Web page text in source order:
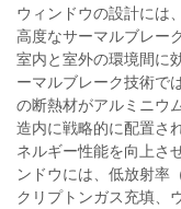
ウィンドウの設計には
高度なサーマルブレー
室内と室外の環境間に
ーマルブレーク技術で
の断熱材がアルミニウ
造内に戦略的に配置さ
ネルギー性能を向上さ
ンドウには、低放射率
クリプトンガス充填、